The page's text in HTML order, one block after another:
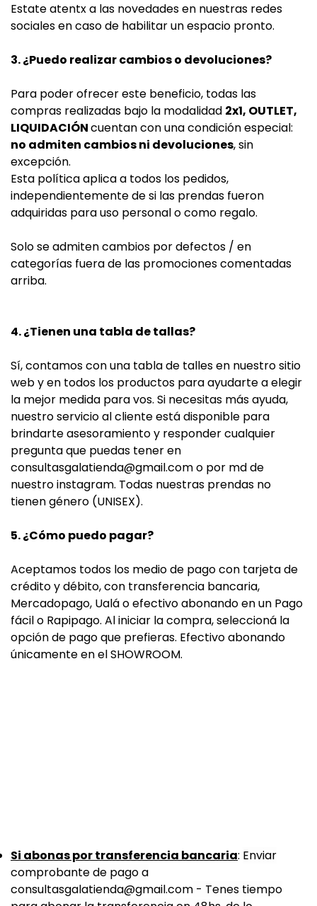
Estate atentx a las novedades en nuestras redes
sociales en caso de habilitar un espacio pronto.
3. ¿Puedo realizar cambios o devoluciones?
Para poder ofrecer este beneficio, todas las
compras realizadas bajo la modalidad 2x1, OUTLET,
LIQUIDACIÓNcuentan con una condición especial:
no admiten cambios ni devoluciones, sin
excepción.
Esta política aplica a todos los pedidos,
independientemente de si las prendas fueron
adquiridas para uso personal o como regalo.
Solo se admiten cambios por defectos / en
categorías fuera de las promociones comentadas
arriba.
4. ¿Tienen una tabla de tallas?
Sí, contamos con una tabla de talles en nuestro sitio
web y en todos los productos para ayudarte a elegir
la mejor medida para vos. Si necesitas más ayuda,
nuestro servicio al cliente está disponible para
brindarte asesoramiento y responder cualquier
pregunta que puedas tener en
consultasgalatienda@gmail.como por md de
nuestro instagram. Todas nuestras prendas no
tienen género (UNISEX).
5. ¿Cómo puedo pagar?
Aceptamos todos los medio de pago con tarjeta de
crédito y débito, con transferencia bancaria,
Mercadopago, Ualá o efectivo abonando en un Pago
fácil o Rapipago. Al iniciar la compra, seleccioná la
opción de pago que prefieras. Efectivo abonando
únicamente en el SHOWROOM.
Si abonas por transferencia bancaria: Enviar
comprobante de pago a
consultasgalatienda@gmail.com - Tenes tiempo